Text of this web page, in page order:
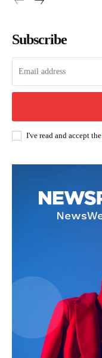
Subscribe
I've read and accept the